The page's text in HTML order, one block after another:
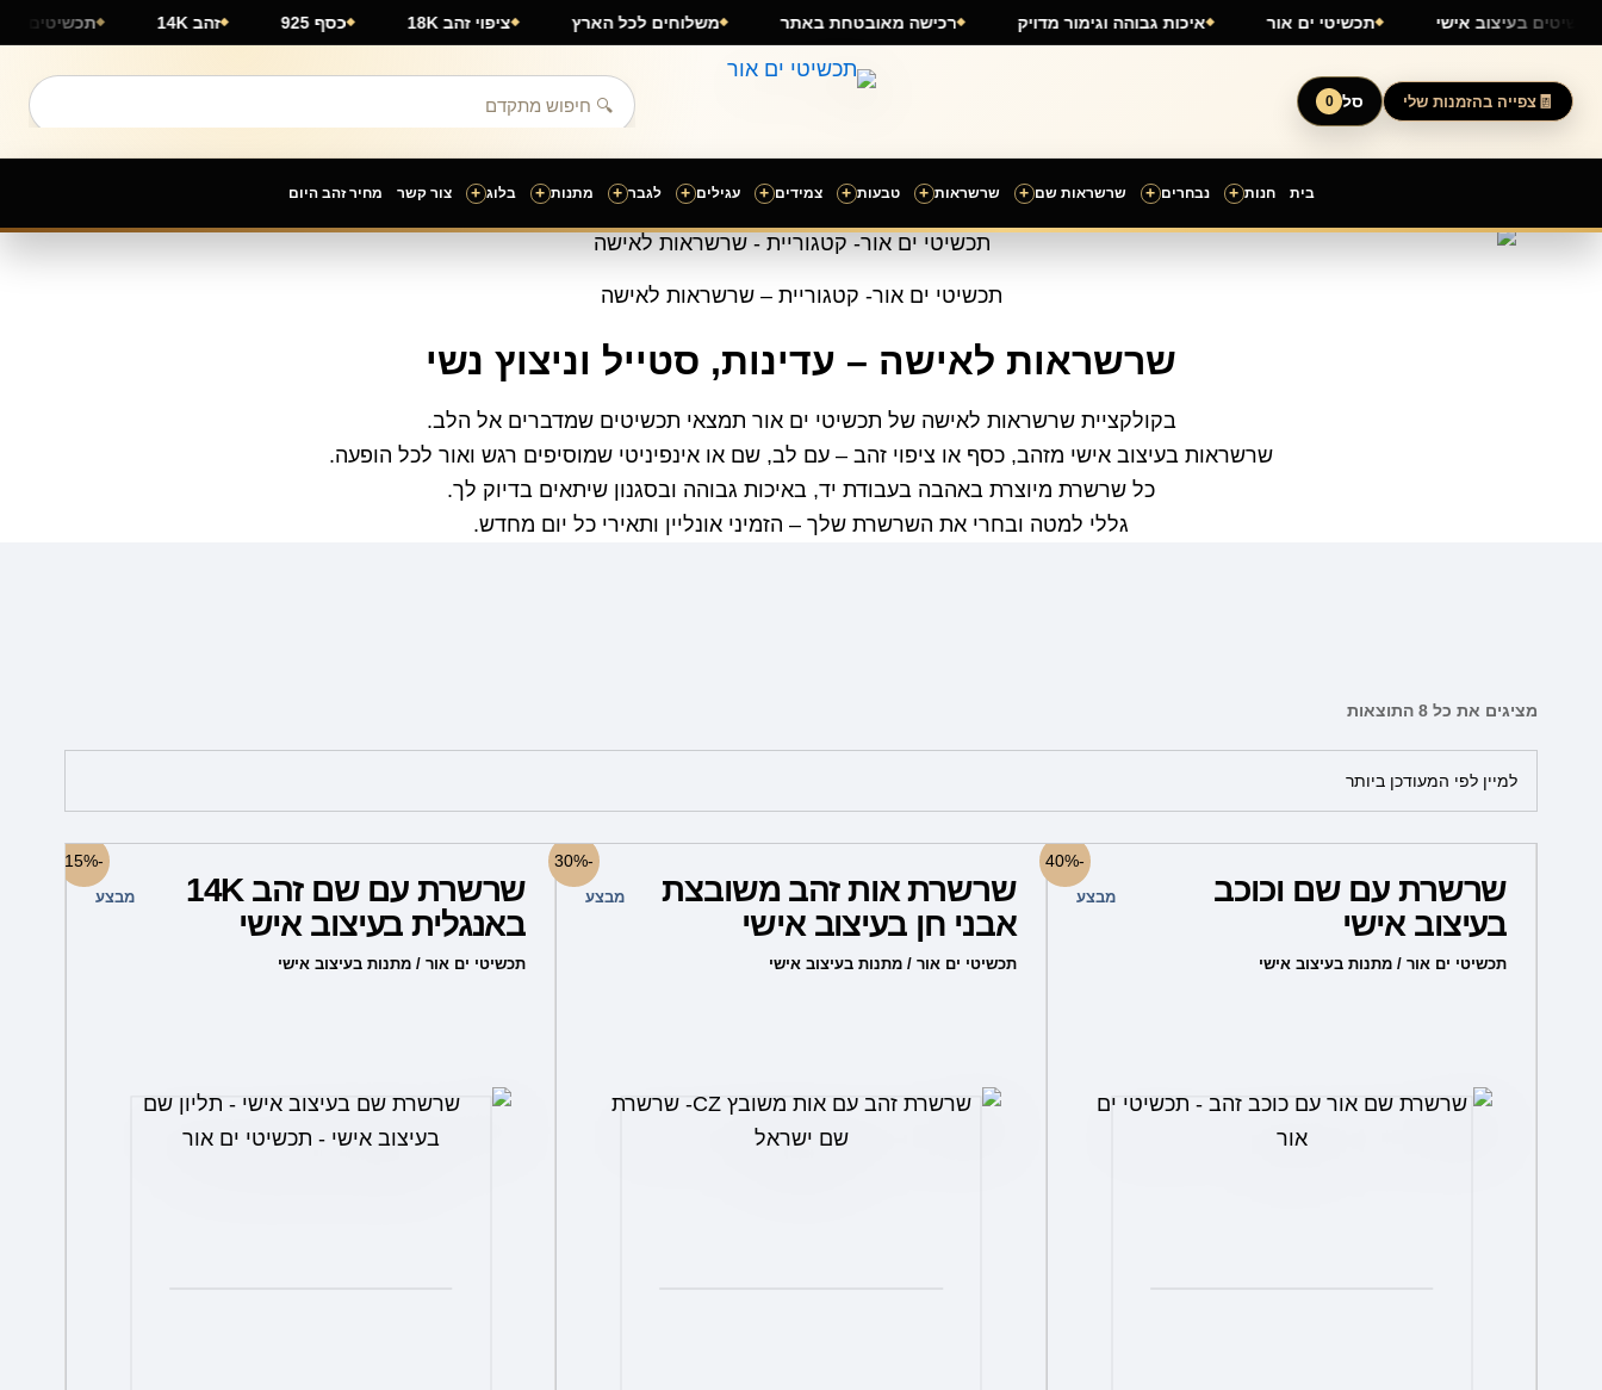
זהב 14K כסף 925 ציפוי זהב 18K משלוחים לכל הארץ רכישה מאובטחת באתר איכות גבוהה וגימור מדויק תכשיטי ים אור תכשיטים בעיצוב אישי
צפייה בהזמנות שלי סל 0
בית חנות + נבחרים + שרשראות שם + שרשראות + טבעות + צמידים + עגילים + לגבר + מתנות + בלוג + צור קשר מחיר זהב היום
דילוג
לתוכן
תכשיטי ים אור- קטגוריית – שרשראות לאישה
שרשראות לאישה – עדינות, סטייל וניצוץ נשי
בקולקציית שרשראות לאישה של תכשיטי ים אור תמצאי תכשיטים שמדברים אל הלב.
שרשראות בעיצוב אישי מזהב, כסף או ציפוי זהב – עם לב, שם או אינפיניטי שמוסיפים רגש ואור לכל הופעה.
כל שרשרת מיוצרת באהבה בעבודת יד, באיכות גבוהה ובסגנון שיתאים בדיוק לך.
גללי למטה ובחרי את השרשרת שלך – הזמיני אונליין ותאירי כל יום מחדש.
מציגים את כל ⁦8⁩ התוצאות
ממוין
-40%
שרשרת עם שם וכוכב
בעיצוב אישי
תכשיטי ים אור / מתנות בעיצוב אישי
מבצע
זה
את
-30%
שרשרת אות זהב משובצת
אבני חן בעיצוב אישי
תכשיטי ים אור / מתנות בעיצוב אישי
מבצע
זה
את
-15%
שרשרת עם שם זהב 14K
באנגלית בעיצוב אישי
תכשיטי ים אור / מתנות בעיצוב אישי
מבצע
זה
את
האפשרויות